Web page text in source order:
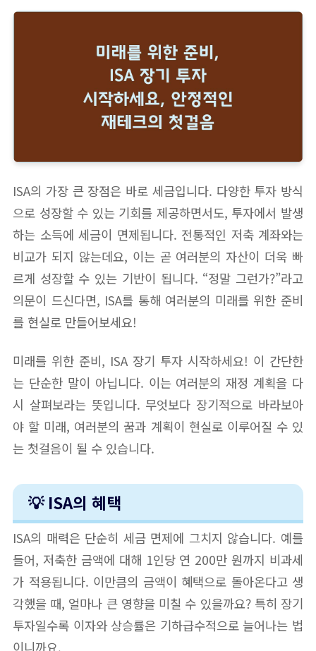
ISA의 가장 큰 장점은 바로 세금입니다. 다양한 투자 방식
으로 성장할 수 있는 기회를 제공하면서도, 투자에서 발생
하는 소득에 세금이 면제됩니다. 전통적인 저축 계좌와는
비교가 되지 않는데요, 이는 곧 여러분의 자산이 더욱 빠
르게 성장할 수 있는 기반이 됩니다. “정말 그런가?”라고
의문이 드신다면, ISA를 통해 여러분의 미래를 위한 준비
를 현실로 만들어보세요!
미래를 위한 준비, ISA 장기 투자 시작하세요! 이 간단한
는 단순한 말이 아닙니다. 이는 여러분의 재정 계획을 다
시 살펴보라는 뜻입니다. 무엇보다 장기적으로 바라보아
야 할 미래, 여러분의 꿈과 계획이 현실로 이루어질 수 있
는 첫걸음이 될 수 있습니다.
💡 ISA의 혜택
ISA의 매력은 단순히 세금 면제에 그치지 않습니다. 예를
들어, 저축한 금액에 대해 1인당 연 200만 원까지 비과세
가 적용됩니다. 이만큼의 금액이 혜택으로 돌아온다고 생
각했을 때, 얼마나 큰 영향을 미칠 수 있을까요? 특히 장기
투자일수록 이자와 상승률은 기하급수적으로 늘어나는 법
이니까요.